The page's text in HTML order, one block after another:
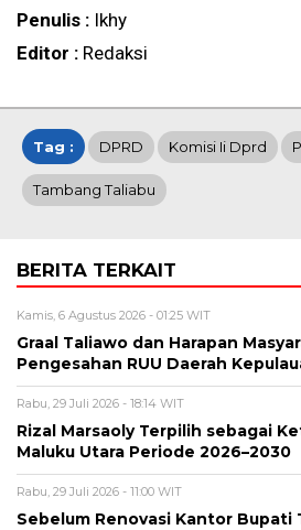
Penulis : Ikhy
Editor : Redaksi
Tag : DPRD Komisi Ii Dprd
Tambang Taliabu
BERITA TERKAIT
Kamis, 6 Agustus 2026 - 01:25 WIT
Graal Taliawo dan Harapan
Pengesahan RUU Daerah
Rabu, 29 Juli 2026 - 18:14 WIT
Rizal Marsaoly Terpilih sebagai
Maluku Utara Periode 2026–2030
Rabu, 29 Juli 2026 - 11:00 WIT
Sebelum Renovasi Kantor Bupati